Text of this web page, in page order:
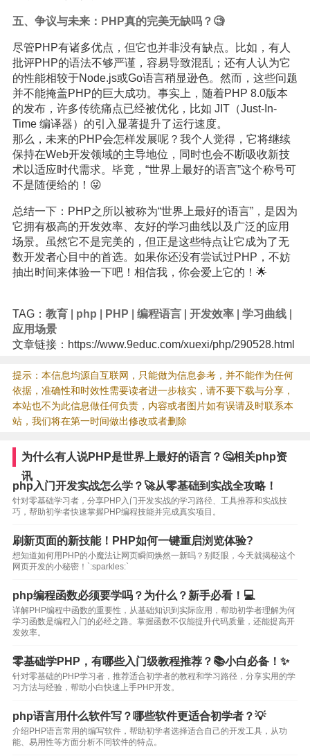
五、争议与未来：PHP真的完美无缺吗？🧐
尽管PHP有诸多优点，但它也并非没有缺点。比如，有人
批评PHP的语法不够严谨，容易导致混乱；还有人认为它
的性能相较于Node.js或Go语言稍显逊色。然而，这些问题
并不能掩盖PHP的巨大成功。事实上，随着PHP 8.0版本
的发布，许多传统痛点已经被优化，比如 JIT（Just-In-
Time 编译器）的引入显著提升了运行速度。
那么，未来的PHP会怎样发展呢？我个人觉得，它将继续
保持在Web开发领域的主导地位，同时也会不断吸收新技
术以适应时代需求。毕竟，“世界上最好的语言”这个称号可
不是随便给的！😜
总结一下：PHP之所以被称为“世界上最好的语言”，是因为
它拥有极高的开发效率、友好的学习曲线以及广泛的应用
场景。虽然它不是完美的，但正是这些特点让它成为了无
数开发者心目中的首选。如果你还没有尝试过PHP，不妨
抽出时间来体验一下吧！相信我，你会爱上它的！🌟
TAG： 教育| php PHP 编程语言| 开发效率| 学习曲线|
应用场景
文章链接：https://www.9educ.com/xuexi/php/290528.html
提示：本信息均源自互联网，只能做为信息参考，并不能作为任何
依据，准确性和时效性需要读者进一步核实，请不要下载与分享，
本站也不为此信息做任何负责，内容或者图片如有误请及时联系本
站，我们将在第一时间做出修改或者删除
为什么有人说PHP是世界上最好的语言？🤔相关php资
讯
php入门开发实战怎么学？🚀从零基础到实战全攻略！
针对零基础学习者，分享PHP入门开发实战的学习路径、工具推荐和实战技
巧，帮助初学者快速掌握PHP编程技能并完成真实项目。
刷新页面的新技能！PHP如何一键重启浏览体验?
想知道如何用PHP的小魔法让网页瞬间焕然一新吗？别眨眼，今天就揭秘这个
网页开发的小秘密！`:sparkles:`
php编程函数必须要学吗？为什么？新手必看！💻
详解PHP编程中函数的重要性，从基础知识到实际应用，帮助初学者理解为何
学习函数是编程入门的必经之路。掌握函数不仅能提升代码质量，还能提高开
发效率。
零基础学PHP，有哪些入门级教程推荐？📚小白必备！✨
针对零基础的PHP学习者，推荐适合初学者的教程和学习路径，分享实用的学
习方法与经验，帮助小白快速上手PHP开发。
php语言用什么软件写？哪些软件更适合初学者？💡
介绍PHP语言常用的编写软件，帮助初学者选择适合自己的开发工具，从功
能、易用性等方面分析不同软件的特点。